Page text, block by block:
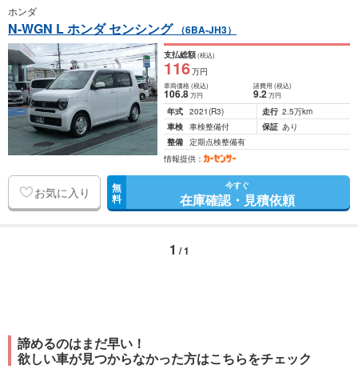
ホンダ
N-WGN L ホンダ センシング （6BA-JH3）
支払総額(税込)
116万円
車両価格(税込)
106.8万円
諸費用 (税込)
9.2 万円
年式 2021(R3) 走行 2.5万km
車検 車検整備付 保証 あり
整備 定期点検整備有
情報提供：
お気に入り 無
料
今すぐ
在庫確認・見積依頼
1 / 1
諦めるのはまだ早い！
欲しい車が見つからなかった方はこちらをチェック